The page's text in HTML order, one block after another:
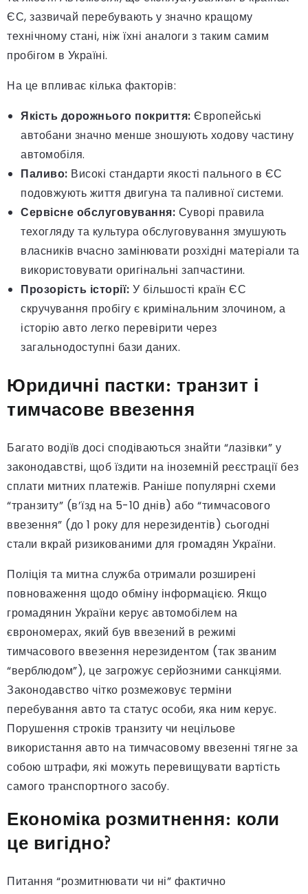
ЄС, зазвичай перебувають у значно кращому
технічному стані, ніж їхні аналоги з таким самим
пробігом в Україні.
На це впливає кілька факторів:
Якість дорожнього покриття: Європейські
автобани значно менше зношують ходову частину
автомобіля.
Паливо: Високі стандарти якості пального в ЄС
подовжують життя двигуна та паливної системи.
Сервісне обслуговування: Суворі правила
техогляду та культура обслуговування змушують
власників вчасно замінювати розхідні матеріали та
використовувати оригінальні запчастини.
Прозорість історії: У більшості країн ЄС
скручування пробігу є кримінальним злочином, а
історію авто легко перевірити через
загальнодоступні бази даних.
Юридичні пастки: транзит і
тимчасове ввезення
Багато водіїв досі сподіваються знайти “лазівки” у
законодавстві, щоб їздити на іноземній реєстрації без
сплати митних платежів. Раніше популярні схеми
“транзиту” (в’їзд на 5-10 днів) або “тимчасового
ввезення” (до 1 року для нерезидентів) сьогодні
стали вкрай ризикованими для громадян України.
Поліція та митна служба отримали розширені
повноваження щодо обміну інформацією. Якщо
громадянин України керує автомобілем на
єврономерах, який був ввезений в режимі
тимчасового ввезення нерезидентом (так званим
“верблюдом”), це загрожує серйозними санкціями.
Законодавство чітко розмежовує терміни
перебування авто та статус особи, яка ним керує.
Порушення строків транзиту чи нецільове
використання авто на тимчасовому ввезенні тягне за
собою штрафи, які можуть перевищувати вартість
самого транспортного засобу.
Економіка розмитнення: коли
це вигідно?
Питання “розмитнювати чи ні” фактично